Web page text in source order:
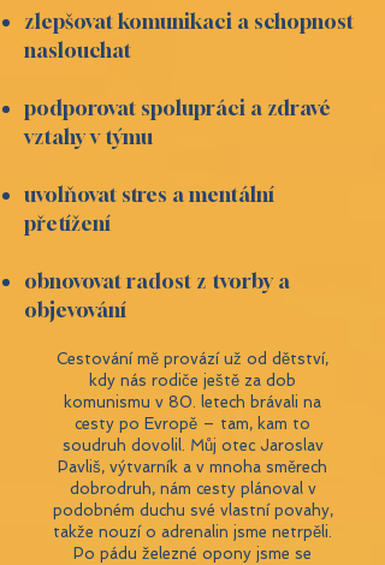
zlepšovat komunikaci a schopnost
naslouchat
podporovat spolupráci a zdravé
vztahy v týmu
uvolňovat stres a mentální
přetížení
obnovovat radost z tvorby a
objevování
Cestování mě provází už od dětství,
kdy nás rodiče ještě za dob
komunismu v 80. letech brávali na
cesty po Evropě – tam, kam to
soudruh dovolil. Můj otec Jaroslav
Pavliš, výtvarník a v mnoha směrech
dobrodruh, nám cesty plánoval v
podobném duchu své vlastní povahy,
takže nouzí o adrenalin jsme netrpěli.
Po pádu železné opony jsme se